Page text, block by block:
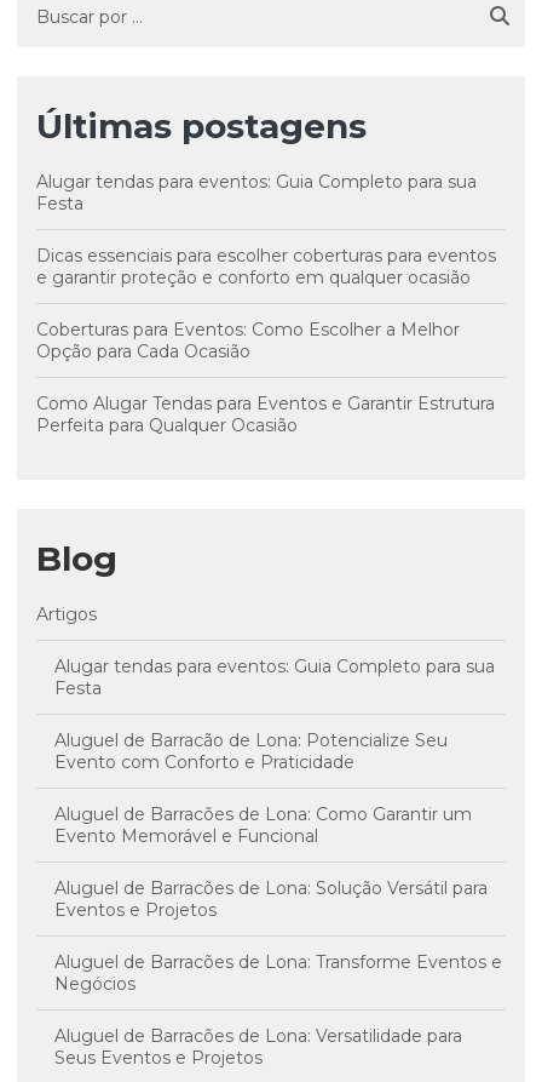
Últimas postagens
Alugar tendas para eventos: Guia Completo para sua
Festa
Dicas essenciais para escolher coberturas para eventos
e garantir proteção e conforto em qualquer ocasião
Coberturas para Eventos: Como Escolher a Melhor
Opção para Cada Ocasião
Como Alugar Tendas para Eventos e Garantir Estrutura
Perfeita para Qualquer Ocasião
Blog
Artigos
Alugar tendas para eventos: Guia Completo para sua
Festa
Aluguel de Barracão de Lona: Potencialize Seu
Evento com Conforto e Praticidade
Aluguel de Barracões de Lona: Como Garantir um
Evento Memorável e Funcional
Aluguel de Barracões de Lona: Solução Versátil para
Eventos e Projetos
Aluguel de Barracões de Lona: Transforme Eventos e
Negócios
Aluguel de Barracões de Lona: Versatilidade para
Seus Eventos e Projetos